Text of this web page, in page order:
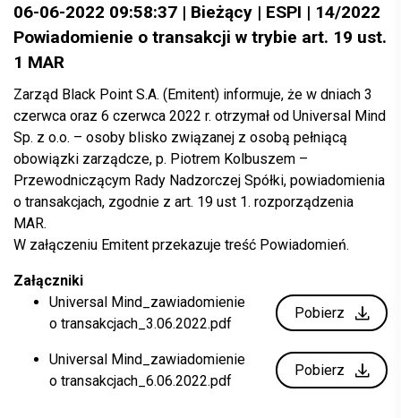
06-06-2022 09:58:37 | Bieżący | ESPI | 14/2022
Powiadomienie o transakcji w trybie art. 19 ust.
1 MAR
Zarząd Black Point S.A. (Emitent) informuje, że w dniach 3
czerwca oraz 6 czerwca 2022 r. otrzymał od Universal Mind
Sp. z o.o. – osoby blisko związanej z osobą pełniącą
obowiązki zarządcze, p. Piotrem Kolbuszem –
Przewodniczącym Rady Nadzorczej Spółki, powiadomienia
o transakcjach, zgodnie z art. 19 ust 1. rozporządzenia
MAR.
W załączeniu Emitent przekazuje treść Powiadomień.
Załączniki
Universal Mind_zawiadomienie
o transakcjach_3.06.2022.pdf
Pobierz
Universal Mind_zawiadomienie
o transakcjach_6.06.2022.pdf
Pobierz